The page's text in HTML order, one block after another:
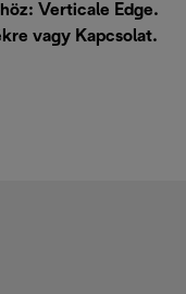
Verticale Edge.
vagy Kapcsolat.